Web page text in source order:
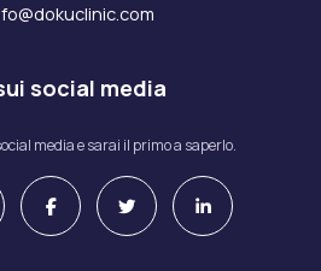
social media
media e sarai il primo a saperlo.